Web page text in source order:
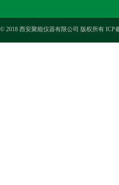
© 2018 西安聚能仪器有限公司 版权所有 ICP